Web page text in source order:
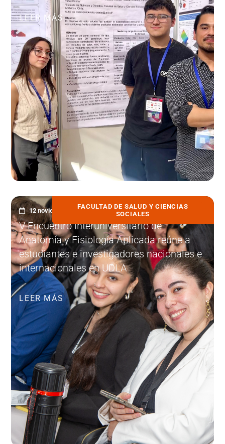
LEER MÁS
FACULTAD DE SALUD Y CIENCIAS
SOCIALES
12 noviembre, 2025
V Encuentro Interuniversitario de
Anatomía y Fisiología Aplicada reúne a
estudiantes e investigadores nacionales e
internacionales en UDLA
LEER MÁS